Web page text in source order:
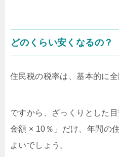
どのくらい安くなるの？
住民税の税率は、基本的に
ですから、ざっくりとした
金額 × 10％」だけ、年間の
よいでしょう。